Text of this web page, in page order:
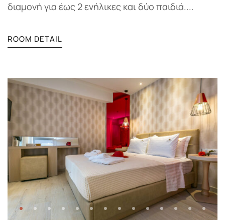
διαμονή για έως 2 ενήλικες και δύο παιδιά....
ROOM DETAIL